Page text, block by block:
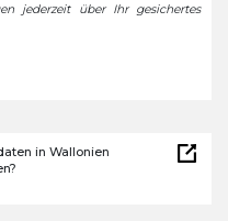
jederzeit über Ihr gesichertes
in Wallonien